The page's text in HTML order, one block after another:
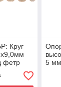
Круг
фетр
паста в
5